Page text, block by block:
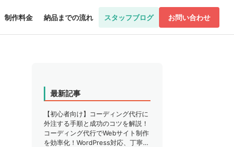
制作料金 納品までの流れ スタッフブログ お問い合わせ
最新記事
【初心者向け】コーディング代行に
外注する手順と成功のコツを解説！
コーディング代行でWebサイト制作
を効率化！WordPress対応、丁寧な